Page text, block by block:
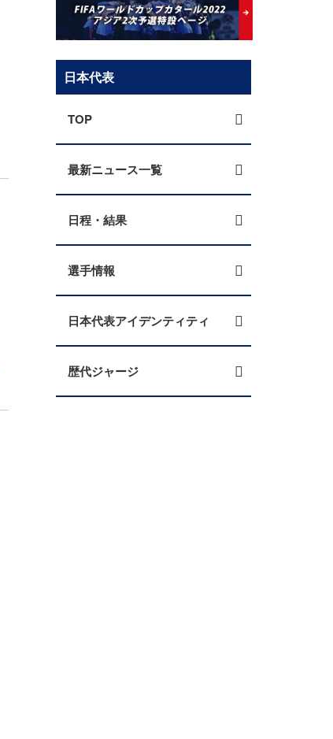
日本代表
TOP
最新ニュース一覧
日程・結果
選手情報
日本代表アイデンティティ
歴代ジャージ